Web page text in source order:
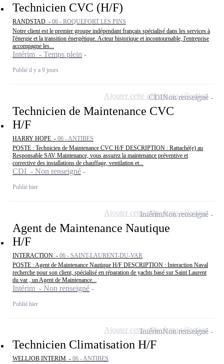
Technicien CVC (H/F)
RANDSTAD - 06 - ROQUEFORT LES PINS
Notre client est le premier groupe indépendant français spécialisé dans les services à
l'énergie et la transition énergétique. Acteur historique et incontournable, l'entreprise
accompagne les...
Intérim - Temps plein
Publié il y a 9 jours
Technicien de Maintenance CVC
H/F
HARRY HOPE - 06 - ANTIBES
POSTE : Technicien de Maintenance CVC H/F DESCRIPTION : Rattaché(e) au
Responsable SAV Maintenance, vous assurez la maintenance préventive et
corrective des installations de chauffage, ventilation et...
CDI - Non renseigné
Publié hier
CDINon renseigné
Ajouter cette offre à ma sélection
Agent de Maintenance Nautique
H/F
INTERACTION - 06 - SAINT-LAURENT-DU-VAR
POSTE : Agent de Maintenance Nautique H/F DESCRIPTION : Interaction Naval
recherche pour son client, spécialisé en réparation de yachts basé sur Saint Laurent
du var , un Agent de Maintenance...
Intérim - Non renseigné
Publié hier
IntérimNon renseigné
Ajouter cette offre à ma sélection
Technicien Climatisation H/F
WELLJOB INTERIM - 06 - ANTIBES
IntérimNon renseigné
Ajouter cette offre à ma sélection